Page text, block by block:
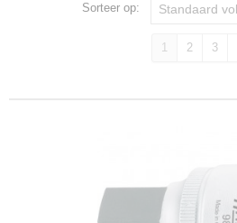
Sorteer op:
1 2 3